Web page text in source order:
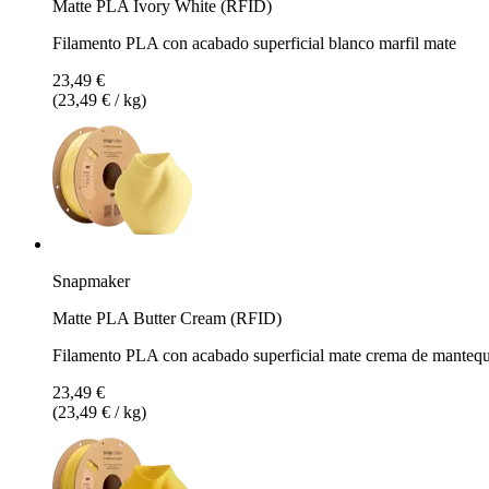
Matte PLA Ivory White (RFID)
Filamento PLA con acabado superficial blanco marfil mate
23,49 €
(23,49 € / kg)
Snapmaker
Matte PLA Butter Cream (RFID)
Filamento PLA con acabado superficial mate crema de
23,49 €
(23,49 € / kg)